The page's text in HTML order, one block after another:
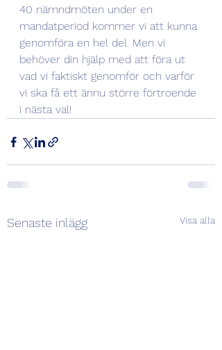
40 nämndmöten under en
mandatperiod kommer vi att kunna
genomföra en hel del. Men vi
behöver din hjälp med att föra ut
vad vi faktiskt genomför och varför
vi ska få ett ännu större förtroende
i nästa val!
Senaste inlägg Visa alla